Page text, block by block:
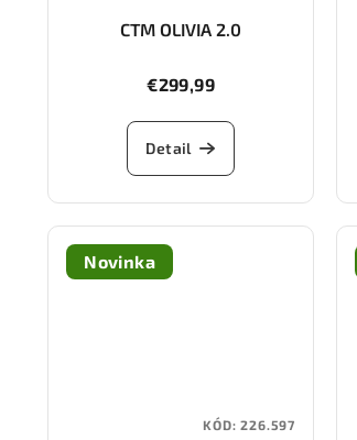
CTM OLIVIA 2.0
€299,99
Detail
Novinka
KÓD:226.597